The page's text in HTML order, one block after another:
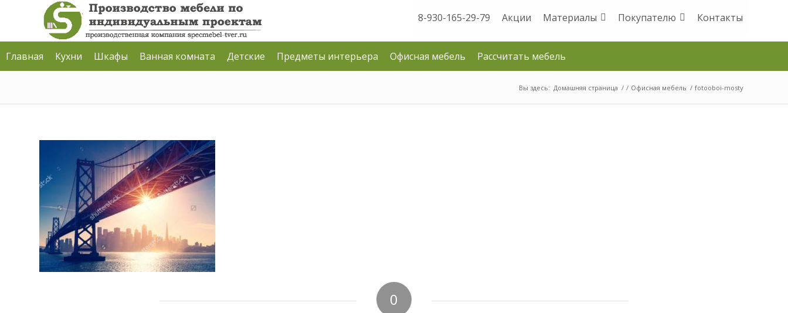
8-930-165-29-79 Акции Материалы Покупателю Контакты
Главная Кухни Шкафы Ванная комната Детские Предметы интерьера Офисная мебель Рассчитать мебель
Вы здесь: Домашняя страница / / Офисная мебель / fotooboi-mosty
0